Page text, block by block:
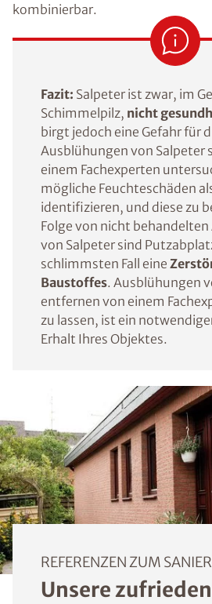
kombinierbar.
Fazit: Salpeter ist zwar, im
Schimmelpilz, nicht
birgt jedoch eine Gefahr für
Ausblühungen von Salpeter
einem Fachexperten
mögliche Feuchteschäden
identifizieren, und diese zu
Folge von nicht
von Salpeter sind
schlimmsten Fall eine
Baustoffes. Ausblühungen
entfernen von einem
zu lassen, ist ein
Erhalt Ihres Objektes.
REFERENZEN ZUM
Unsere